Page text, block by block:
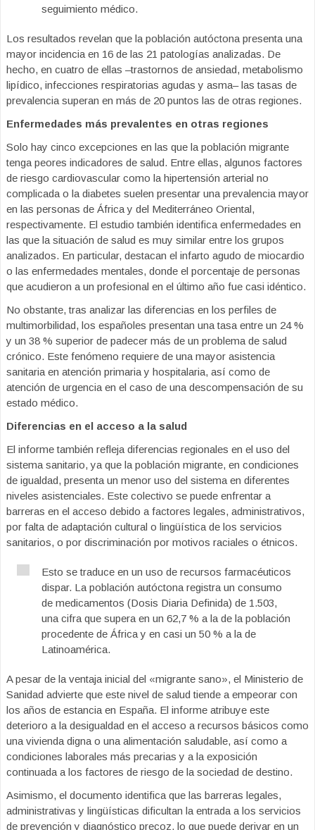
seguimiento médico.
Los resultados revelan que la población autóctona presenta una
mayor incidencia en 16 de las 21 patologías analizadas. De
hecho, en cuatro de ellas –trastornos de ansiedad, metabolismo
lipídico, infecciones respiratorias agudas y asma– las tasas de
prevalencia superan en más de 20 puntos las de otras regiones.
Enfermedades más prevalentes en otras regiones
Solo hay cinco excepciones en las que la población migrante
tenga peores indicadores de salud. Entre ellas, algunos factores
de riesgo cardiovascular como la hipertensión arterial no
complicada o la diabetes suelen presentar una prevalencia mayor
en las personas de África y del Mediterráneo Oriental,
respectivamente. El estudio también identifica enfermedades en
las que la situación de salud es muy similar entre los grupos
analizados. En particular, destacan el infarto agudo de miocardio
o las enfermedades mentales, donde el porcentaje de personas
que acudieron a un profesional en el último año fue casi idéntico.
No obstante, tras analizar las diferencias en los perfiles de
multimorbilidad, los españoles presentan una tasa entre un 24 %
y un 38 % superior de padecer más de un problema de salud
crónico. Este fenómeno requiere de una mayor asistencia
sanitaria en atención primaria y hospitalaria, así como de
atención de urgencia en el caso de una descompensación de su
estado médico.
Diferencias en el acceso a la salud
El informe también refleja diferencias regionales en el uso del
sistema sanitario, ya que la población migrante, en condiciones
de igualdad, presenta un menor uso del sistema en diferentes
niveles asistenciales. Este colectivo se puede enfrentar a
barreras en el acceso debido a factores legales, administrativos,
por falta de adaptación cultural o lingüística de los servicios
sanitarios, o por discriminación por motivos raciales o étnicos.
Esto se traduce en un uso de recursos farmacéuticos
dispar. La población autóctona registra un consumo
de medicamentos (Dosis Diaria Definida) de 1.503,
una cifra que supera en un 62,7 % a la de la población
procedente de África y en casi un 50 % a la de
Latinoamérica.
A pesar de la ventaja inicial del «migrante sano», el Ministerio de
Sanidad advierte que este nivel de salud tiende a empeorar con
los años de estancia en España. El informe atribuye este
deterioro a la desigualdad en el acceso a recursos básicos como
una vivienda digna o una alimentación saludable, así como a
condiciones laborales más precarias y a la exposición
continuada a los factores de riesgo de la sociedad de destino.
Asimismo, el documento identifica que las barreras legales,
administrativas y lingüísticas dificultan la entrada a los servicios
de prevención y diagnóstico precoz, lo que puede derivar en un